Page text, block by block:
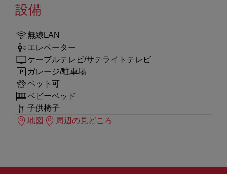
設備
無線LAN
エレベーター
ケーブルテレビ/サテライトテレビ
ガレージ/駐車場
ペット可
ベビーベッド
子供椅子
地図
周辺の見どころ